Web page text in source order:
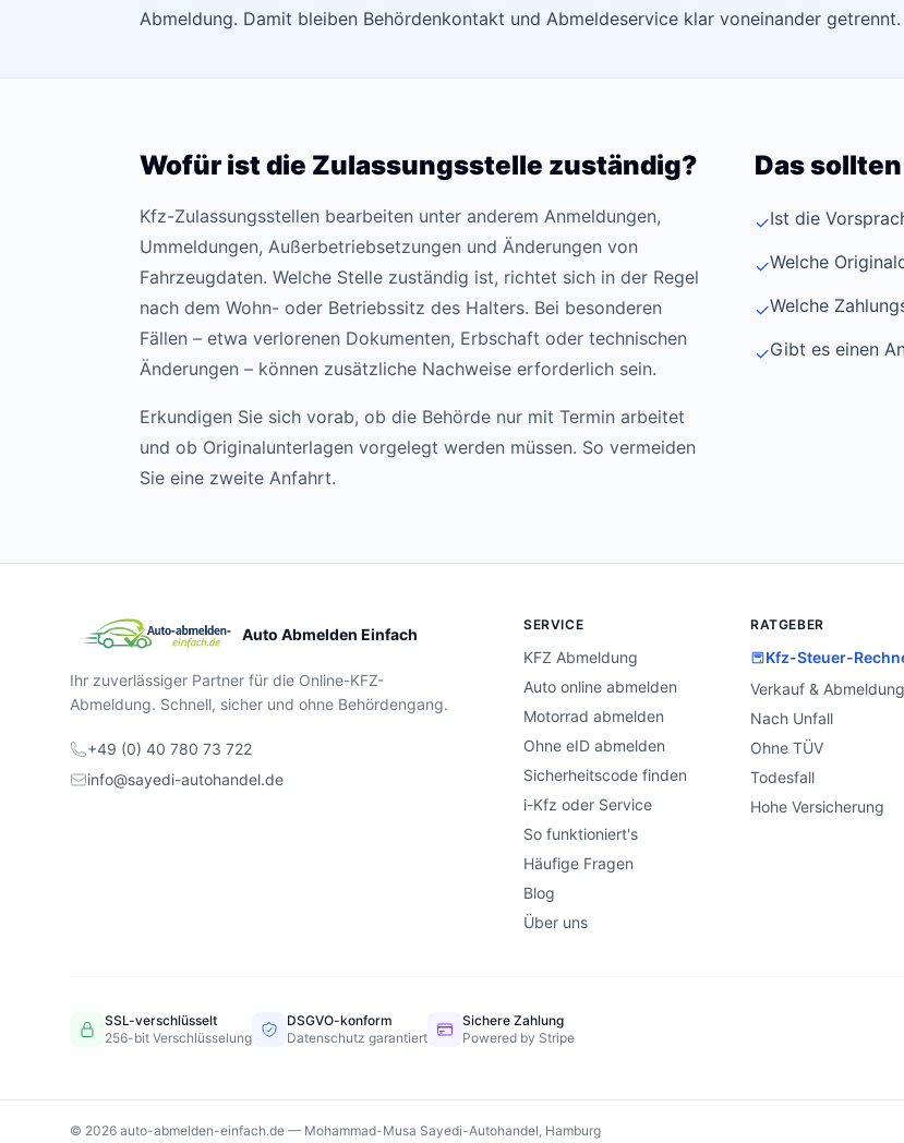
Abmeldung. Damit bleiben Behördenkontakt und Abmeldeservice klar voneinander getrennt.
Wofür ist die Zulassungsstelle zuständig?
Kfz-Zulassungsstellen bearbeiten unter anderem Anmeldungen,
Ummeldungen, Außerbetriebsetzungen und Änderungen von
Fahrzeugdaten. Welche Stelle zuständig ist, richtet sich in der Regel
nach dem Wohn- oder Betriebssitz des Halters. Bei besonderen
Fällen – etwa verlorenen Dokumenten, Erbschaft oder technischen
Änderungen – können zusätzliche Nachweise erforderlich sein.
Erkundigen Sie sich vorab, ob die Behörde nur mit Termin arbeitet
und ob Originalunterlagen vorgelegt werden müssen. So vermeiden
Sie eine zweite Anfahrt.
Das
✓Ist die
✓Welche
✓Welche
✓Gibt es einen
Auto Abmelden Einfach
Ihr zuverlässiger Partner für die Online-KFZ-
Abmeldung. Schnell, sicher und ohne Behördengang.
+49 (0) 40 780 73 722
info@sayedi-autohandel.de
SERVICE
KFZ Abmeldung
Auto online abmelden
Motorrad abmelden
Ohne eID abmelden
Sicherheitscode finden
i-Kfz oder Service
So funktioniert's
Häufige Fragen
Blog
Über uns
RATGEBER
Kfz-Steuer-
Verkauf & Abmeldung
Nach Unfall
Ohne TÜV
Todesfall
Hohe Versicherung
SSL-verschlüsselt
256-bit Verschlüsselung
DSGVO-konform
Datenschutz garantiert
Sichere Zahlung
Powered by Stripe
© 2026 auto-abmelden-einfach.de — Mohammad-Musa Sayedi-Autohandel, Hamburg